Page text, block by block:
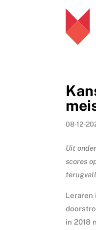
08-12-
Uit
scores
Leraren
in 2018